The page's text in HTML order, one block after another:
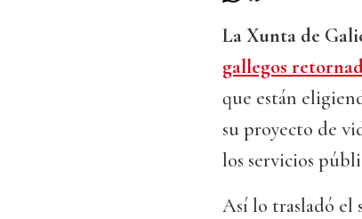
La Xunta de
gallegos
que están
su proyecto de
los servicios
Así lo trasladó el